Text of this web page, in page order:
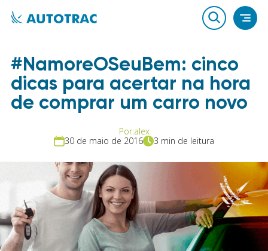
#NamoreOSeuBem: cinco
dicas para acertar na hora
de comprar um carro novo
Por:alex
30 de maio de 2016
3 min de leitura